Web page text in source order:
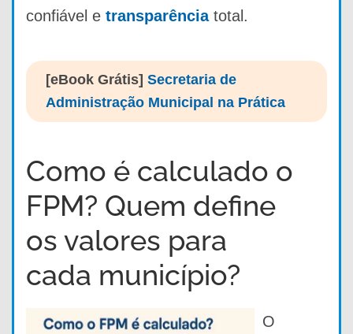
confiável e transparênciatotal.
[eBook Grátis] Secretaria de
Administração Municipal na Prática
Como é calculado o
FPM? Quem define
os valores para
cada município?
O